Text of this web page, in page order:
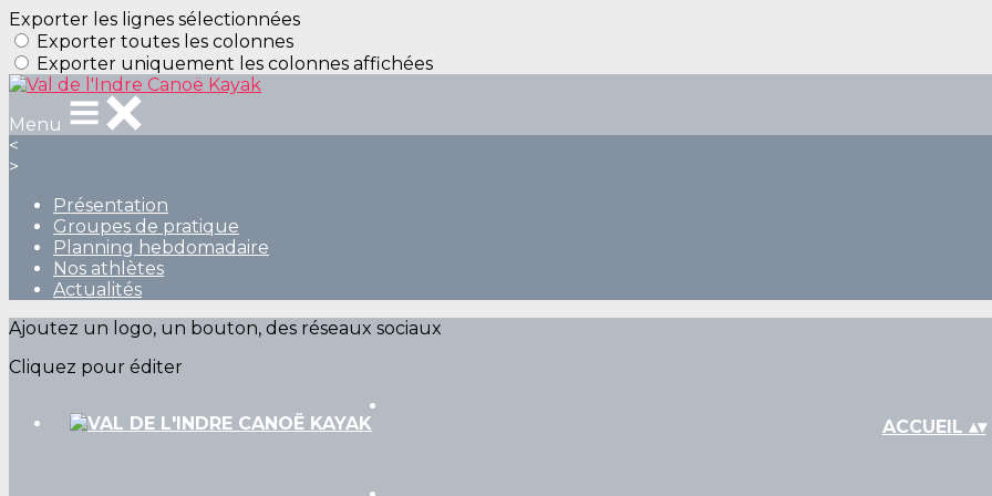
Exporter les lignes sélectionnées
Exporter toutes les colonnes
Exporter uniquement les colonnes affichées
Menu
<
>
Présentation
Groupes de pratique
Planning hebdomadaire
Nos athlètes
Actualités
Ajoutez un logo, un bouton, des réseaux sociaux
Cliquez pour éditer
ACCUEIL ▴▾